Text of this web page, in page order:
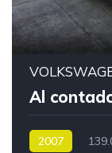
Al
2007